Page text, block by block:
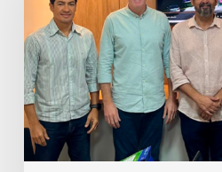
avança
com
as
obras
da
nova
sede